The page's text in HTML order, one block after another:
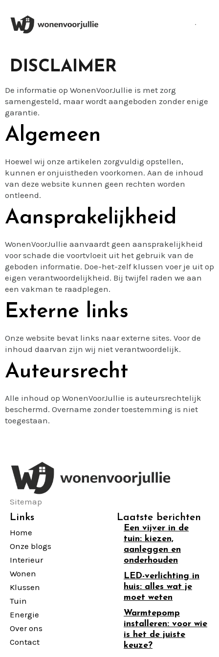
DISCLAIMER
De informatie op WonenVoorJullie is met zorg
samengesteld, maar wordt aangeboden zonder enige
garantie.
Algemeen
Hoewel wij onze artikelen zorgvuldig opstellen,
kunnen er onjuistheden voorkomen. Aan de inhoud
van deze website kunnen geen rechten worden
ontleend.
Aansprakelijkheid
WonenVoorJullie aanvaardt geen aansprakelijkheid
voor schade die voortvloeit uit het gebruik van de
geboden informatie. Doe-het-zelf klussen voer je uit op
eigen verantwoordelijkheid. Bij twijfel raden we aan
een vakman te raadplegen.
Externe links
Onze website bevat links naar externe sites. Voor de
inhoud daarvan zijn wij niet verantwoordelijk.
Auteursrecht
Alle inhoud op WonenVoorJullie is auteursrechtelijk
beschermd. Overname zonder toestemming is niet
toegestaan.
Sitemap
Links
Home
Onze blogs
Interieur
Wonen
Klussen
Tuin
Energie
Over ons
Contact
Laatste berichten
Een vijver in de
tuin: kiezen,
aanleggen en
onderhouden
LED-verlichting in
huis: alles wat je
moet weten
Warmtepomp
installeren: voor wie
is het de juiste
keuze?